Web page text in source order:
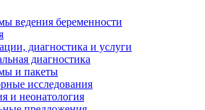
ведения беременности
диагностика и услуги
диагностика
и пакеты
исследования
и неонатология